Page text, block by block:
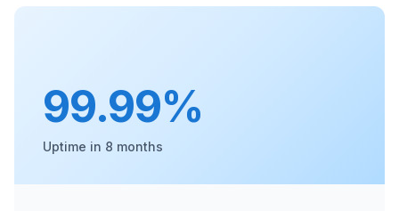
99.99%
Uptime in 8 months